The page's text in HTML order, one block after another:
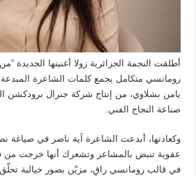
أطلقت النجمة الجزائرية زولا أغنيتها
رومانسي متكامل يجمع كلمات الشاعرة المبدعة
يامن بشلاوي، من إنتاج شركة جنرال برودكشن
صناعة النجاح الفني.
وكعادتها، أبدعت الشاعرة آية ناصر في صياغة
عفوية تنبض بالمشاعر وتشعرك أنها خرجت من
في قالب رومانسي راقٍ، مزيّن بصور خيالية